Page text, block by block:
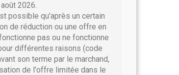
2026.
possible qu'après un certain
de réduction ou une offre en
pas ou ne fonctionne
différentes raisons (code
son terme par le marchand,
de l'offre limitée dans le